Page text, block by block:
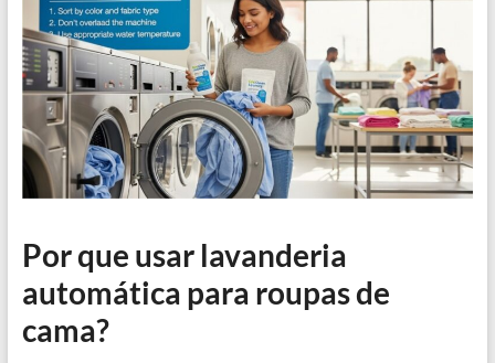
Por que usar lavanderia
automática para roupas de
cama?